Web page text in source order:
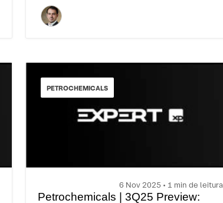
PETROCHEMICALS
6 Nov 2025 • 1 min de leitura
Petrochemicals | 3Q25 Preview: